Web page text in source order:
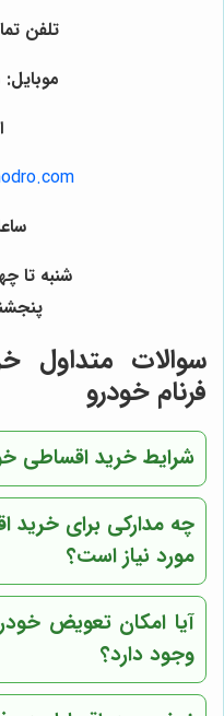
تلفن تماس:
موبایل: 09386861715
شنبه تا
پنجشنبه :
سوالات متداول
فرنام خودرو
شرایط خرید اقساطی
چه مدارکی برای خرید
مورد نیاز است؟
آیا امکان تعویض
وجود دارد؟